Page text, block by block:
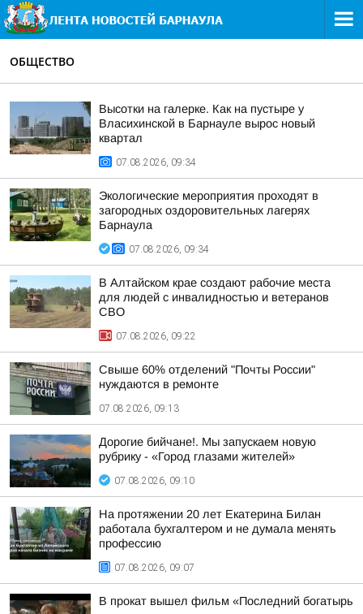
ОБЩЕСТВО
Высотки на галерке. Как на пустыре у
Власихинской в Барнауле вырос новый
квартал
07.08.2026, 09:34
Экологические мероприятия проходят в
загородных оздоровительных лагерях
Барнаула
07.08.2026, 09:34
В Алтайском крае создают рабочие места
для людей с инвалидностью и ветеранов
СВО
07.08.2026, 09:22
Свыше 60% отделений "Почты России"
нуждаются в ремонте
07.08.2026, 09:13
Дорогие бийчане!. Мы запускаем новую
рубрику - «Город глазами жителей»
07.08.2026, 09:10
На протяжении 20 лет Екатерина Билан
работала бухгалтером и не думала менять
профессию
07.08.2026, 09:07
В прокат вышел фильм «Последний богатырь